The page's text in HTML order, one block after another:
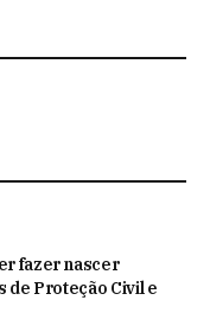
fazer nascer
de Proteção Civil e